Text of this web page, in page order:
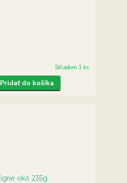
Skladom 1 ks
Pridať do košíka